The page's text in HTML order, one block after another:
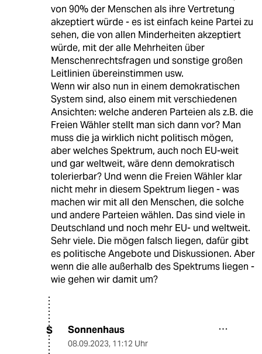
von 90% der Menschen als ihre Vertretung
akzeptiert würde - es ist einfach keine Partei zu
sehen, die von allen Minderheiten akzeptiert
würde, mit der alle Mehrheiten über
Menschenrechtsfragen und sonstige großen
Leitlinien übereinstimmen usw.
Wenn wir also nun in einem demokratischen
System sind, also einem mit verschiedenen
Ansichten: welche anderen Parteien als z.B. die
Freien Wähler stellt man sich dann vor? Man
muss die ja wirklich nicht politisch mögen,
aber welches Spektrum, auch noch EU-weit
und gar weltweit, wäre denn demokratisch
tolerierbar? Und wenn die Freien Wähler klar
nicht mehr in diesem Spektrum liegen - was
machen wir mit all den Menschen, die solche
und andere Parteien wählen. Das sind viele in
Deutschland und noch mehr EU- und weltweit.
Sehr viele. Die mögen falsch liegen, dafür gibt
es politische Angebote und Diskussionen. Aber
wenn die alle außerhalb des Spektrums liegen -
wie gehen wir damit um?
S Sonnenhaus
08.09.2023, 11:12 Uhr